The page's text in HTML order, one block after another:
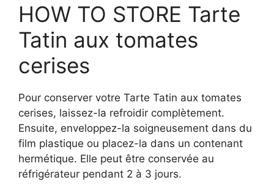
HOW TO STORE Tarte
Tatin aux tomates
cerises
Pour conserver votre Tarte Tatin aux tomates
cerises, laissez-la refroidir complètement.
Ensuite, enveloppez-la soigneusement dans du
film plastique ou placez-la dans un contenant
hermétique. Elle peut être conservée au
réfrigérateur pendant 2 à 3 jours.